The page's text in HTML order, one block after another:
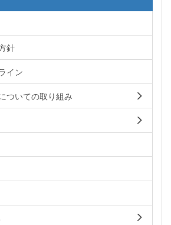
針
イン
ついての取り組み